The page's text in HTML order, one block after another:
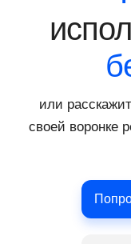
или
своей воронке